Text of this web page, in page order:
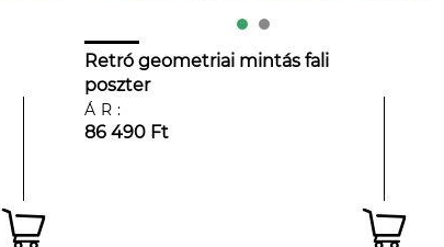
Retró geometriai mintás fali
poszter
ÁR:
86 490 Ft